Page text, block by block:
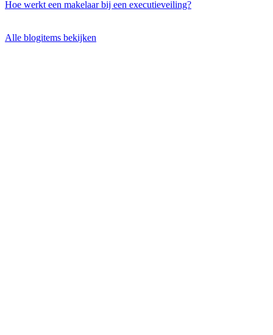
Hoe werkt een makelaar bij een executieveiling?
Alle blogitems bekijken